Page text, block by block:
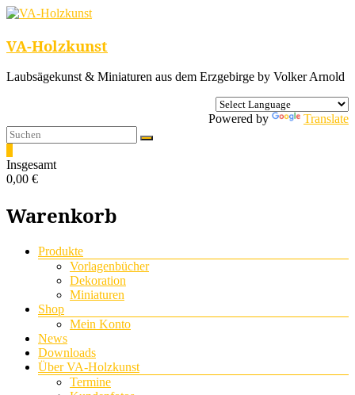
VA-Holzkunst
Laubsägekunst & Miniaturen aus dem Erzgebirge by Volker Arnold
Powered by Translate
Insgesamt
0,00 €
Warenkorb
Menü
Produkte
Vorlagenbücher
Dekoration
Miniaturen
Shop
Mein Konto
News
Downloads
Über VA-Holzkunst
Termine